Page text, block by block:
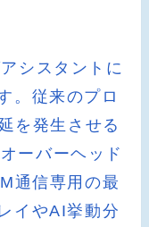
シスタントに
。従来のプロ
を発生させる
ーバーヘッド
通信専用の最
イやAI挙動分